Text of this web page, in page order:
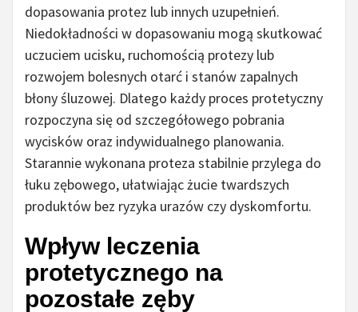
dopasowania protez lub innych uzupełnień.
Niedokładności w dopasowaniu mogą skutkować
uczuciem ucisku, ruchomością protezy lub
rozwojem bolesnych otarć i stanów zapalnych
błony śluzowej. Dlatego każdy proces protetyczny
rozpoczyna się od szczegółowego pobrania
wycisków oraz indywidualnego planowania.
Starannie wykonana proteza stabilnie przylega do
łuku zębowego, ułatwiając żucie twardszych
produktów bez ryzyka urazów czy dyskomfortu.
Wpływ leczenia
protetycznego na
pozostałe zęby